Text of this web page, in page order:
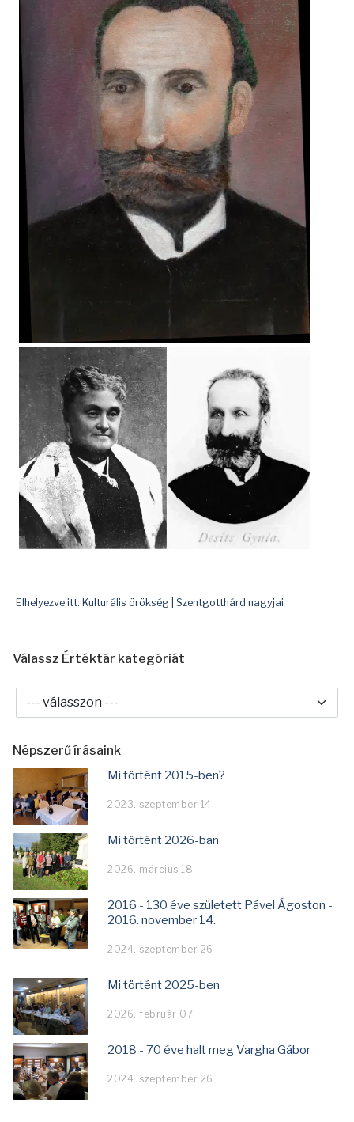
Elhelyezve itt: Kulturális örökség Szentgotthárd nagyjai
Válassz Értéktár kategóriát
Népszerű írásaink
Mi történt 2015-ben?
2023. szeptember 14
Mi történt 2026-ban
2026. március 18
2016 - 130 éve született Pável Ágoston -
2016. november 14.
2024. szeptember 26
Mi történt 2025-ben
2026. február 07
2018 - 70 éve halt meg Vargha Gábor
2024. szeptember 26